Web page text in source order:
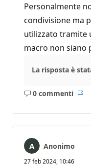
Personalmente
condivisione ma
utilizzato tramite
macro non siano
La risposta è
0 commenti
Nessun
Anonimo
27 feb 2024, 10:46